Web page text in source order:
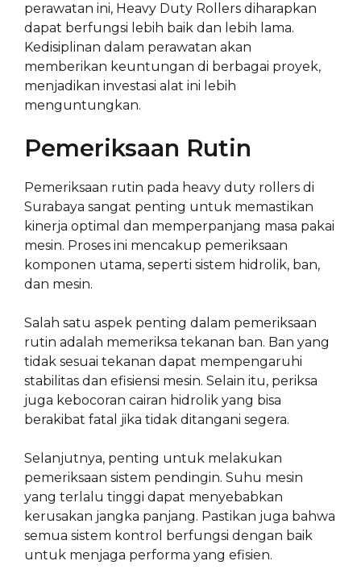
perawatan ini, Heavy Duty Rollers diharapkan
dapat berfungsi lebih baik dan lebih lama.
Kedisiplinan dalam perawatan akan
memberikan keuntungan di berbagai proyek,
menjadikan investasi alat ini lebih
menguntungkan.
Pemeriksaan Rutin
Pemeriksaan rutin pada heavy duty rollers di
Surabaya sangat penting untuk memastikan
kinerja optimal dan memperpanjang masa pakai
mesin. Proses ini mencakup pemeriksaan
komponen utama, seperti sistem hidrolik, ban,
dan mesin.
Salah satu aspek penting dalam pemeriksaan
rutin adalah memeriksa tekanan ban. Ban yang
tidak sesuai tekanan dapat mempengaruhi
stabilitas dan efisiensi mesin. Selain itu, periksa
juga kebocoran cairan hidrolik yang bisa
berakibat fatal jika tidak ditangani segera.
Selanjutnya, penting untuk melakukan
pemeriksaan sistem pendingin. Suhu mesin
yang terlalu tinggi dapat menyebabkan
kerusakan jangka panjang. Pastikan juga bahwa
semua sistem kontrol berfungsi dengan baik
untuk menjaga performa yang efisien.